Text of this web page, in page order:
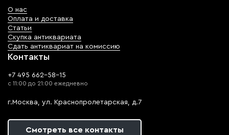
О нас
Оплата и доставка
Статьи
Скупка антиквариата
Сдать антиквариат на комиссию
Контакты
+7 495 662-58-15
с 11:00 до 21:00 ежедневно
г.Москва, ул. Краснопролетарская, д.7
Смотреть все контакты